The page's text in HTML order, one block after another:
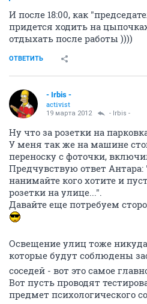
И после 18:00, как
придется ходить на
отдыхать после работы ))))
ОТВЕТИТЬ
- Irbis -
activist
19 марта 2012 - Irbis -
Ну что за розетки на
У меня так же на машине
переноску с фоточки,
Предчувствую ответ Антара:
нанимайте кого хотите и
розетки на улице...".
Давайте еще потребуем
Освещение улиц тоже
которые будут соблюдены
соседей - вот это самое
Вот пусть проводят
предмет психологического